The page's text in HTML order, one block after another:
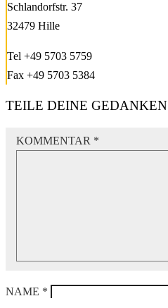
Schlandorfstr. 37
32479 Hille
Tel +49 5703 5759
Fax +49 5703 5384
TEILE DEINE GEDANKEN
KOMMENTAR *
NAME *